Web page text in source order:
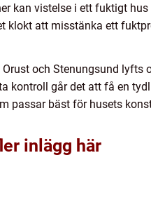
kan vistelse i ett fuktigt
att misstänka ett
och Stenungsund lyfts
kontroll går det att få en
passar bäst för husets
inlägg här